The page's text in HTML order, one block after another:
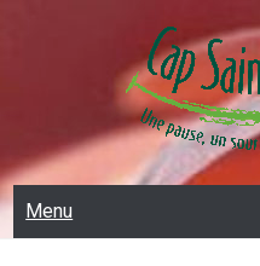
CAP SAINT
Menu